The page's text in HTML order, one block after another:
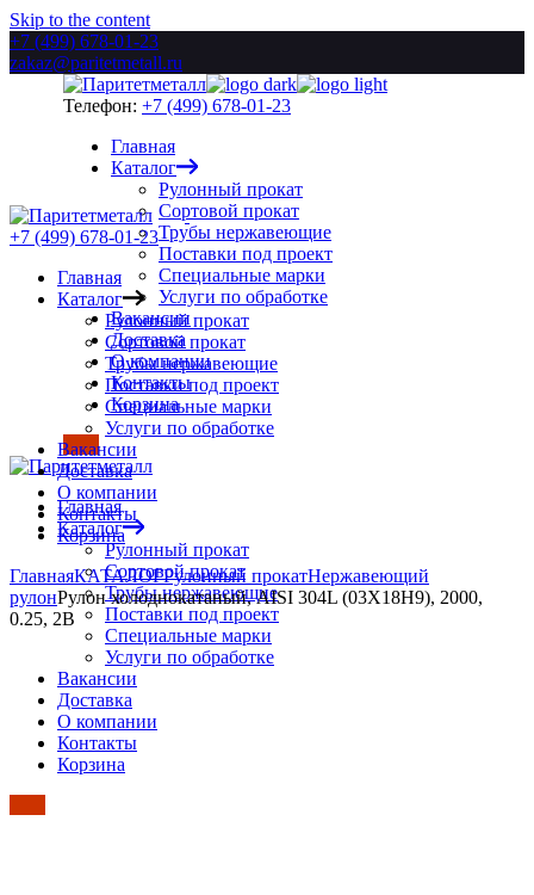
Skip to the content
+7 (499) 678-01-23
zakaz@paritetmetall.ru
Телефон: +7 (499) 678-01-23
Главная
Каталог
Рулонный прокат
Сортовой прокат
Трубы нержавеющие
Поставки под проект
Специальные марки
Услуги по обработке
Вакансии
Доставка
О компании
Контакты
Корзина
Главная
Каталог
Рулонный прокат
Сортовой прокат
Трубы нержавеющие
Поставки под проект
Специальные марки
Услуги по обработке
Вакансии
Доставка
О компании
Контакты
Корзина
+7 (499) 678-01-23
Главная
Каталог
Рулонный прокат
Сортовой прокат
Трубы нержавеющие
Поставки под проект
Специальные марки
Услуги по обработке
Вакансии
Доставка
О компании
Контакты
Корзина
ГлавнаяКАТАЛОГРулонный прокатНержавеющий
рулонРулон холоднокатаный, AISI 304L (03Х18Н9), 2000,
0.25, 2B